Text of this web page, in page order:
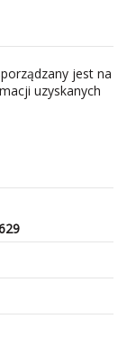
jest na
uzyskanych